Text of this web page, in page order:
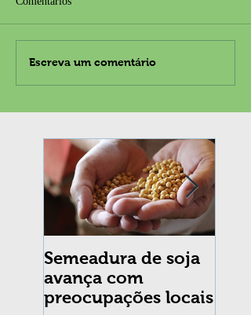
Semeadura de soja
avança com
preocupações locais
Escreva um comentário